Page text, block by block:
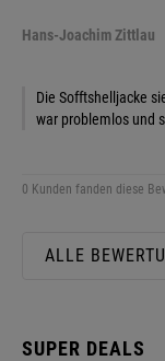
Hans-Joachim Zittlau
Die Sofftshelljacke
war problemlos und
0 Kunden fanden diese
ALLE
SUPER DEALS